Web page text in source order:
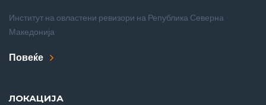
Институт на овластени ревизори на Република Северна
Македонија
Повеќе
ЛОКАЦИЈА